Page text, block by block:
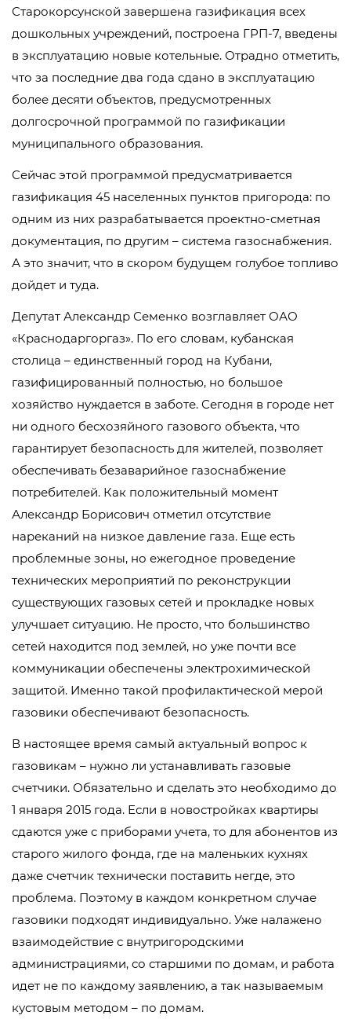
Старокорсунской завершена газификация всех
дошкольных учреждений, построена ГРП-7, введены
в эксплуатацию новые котельные. Отрадно отметить,
что за последние два года сдано в эксплуатацию
более десяти объектов, предусмотренных
долгосрочной программой по газификации
муниципального образования.
Сейчас этой программой предусматривается
газификация 45 населенных пунктов пригорода: по
одним из них разрабатывается проектно-сметная
документация, по другим – система газоснабжения.
А это значит, что в скором будущем голубое топливо
дойдет и туда.
Депутат Александр Семенко возглавляет ОАО
«Краснодаргоргаз». По его словам, кубанская
столица – единственный город на Кубани,
газифицированный полностью, но большое
хозяйство нуждается в заботе. Сегодня в городе нет
ни одного бесхозяйного газового объекта, что
гарантирует безопасность для жителей, позволяет
обеспечивать безаварийное газоснабжение
потребителей. Как положительный момент
Александр Борисович отметил отсутствие
нареканий на низкое давление газа. Еще есть
проблемные зоны, но ежегодное проведение
технических мероприятий по реконструкции
существующих газовых сетей и прокладке новых
улучшает ситуацию. Не просто, что большинство
сетей находится под землей, но уже почти все
коммуникации обеспечены электрохимической
защитой. Именно такой профилактической мерой
газовики обеспечивают безопасность.
В настоящее время самый актуальный вопрос к
газовикам – нужно ли устанавливать газовые
счетчики. Обязательно и сделать это необходимо до
1 января 2015 года. Если в новостройках квартиры
сдаются уже с приборами учета, то для абонентов из
старого жилого фонда, где на маленьких кухнях
даже счетчик технически поставить негде, это
проблема. Поэтому в каждом конкретном случае
газовики подходят индивидуально. Уже налажено
взаимодействие с внутригородскими
администрациями, со старшими по домам, и работа
идет не по каждому заявлению, а так называемым
кустовым методом – по домам.